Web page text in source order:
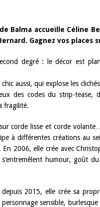
Balma accueille Céline
Gagnez vos places
degré : le décor est
aussi, qui explose les
des codes du strip-tease,
fragilité.
corde lisse et corde
à différentes créations au
En 2006, elle crée avec
humour, goût
2015, elle crée sa
sensible,